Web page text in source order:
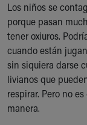
Directions
Doggie Brigade
During Your Visit
Financial
Rest
Visiting
Gift Shop
Department of
Los niños se
porque pasan
tener oxiuros.
cuando están
sin siquiera darse
livianos que
respirar. Pero no
manera.